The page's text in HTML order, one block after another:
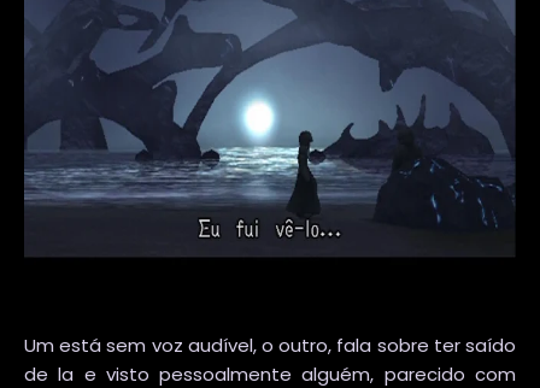
Um está sem voz audível, o outro, fala sobre ter saído
de la e visto pessoalmente alguém, parecido com